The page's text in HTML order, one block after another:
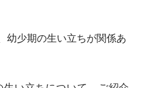
幼少期の生い立ちが関係あ